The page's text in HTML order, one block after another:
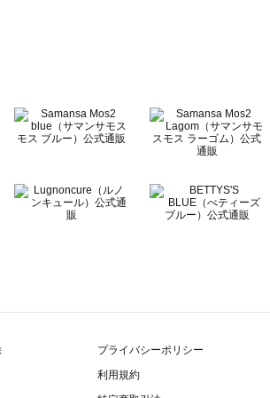
プライバシーポリシー
利用規約